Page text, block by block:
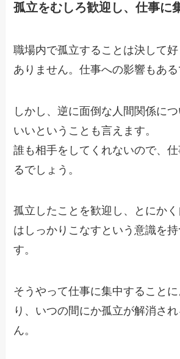
孤立をむしろ歓迎し、仕事に
職場内で孤立することは決して
ありません。仕事への影響もある
しかし、逆に面倒な人間関係に
いいということも言えます。
誰も相手をしてくれないので、
るでしょう。
孤立したことを歓迎し、とにか
はしっかりこなすという意識を
す。
そうやって仕事に集中すること
り、いつの間にか孤立が解消さ
ん。